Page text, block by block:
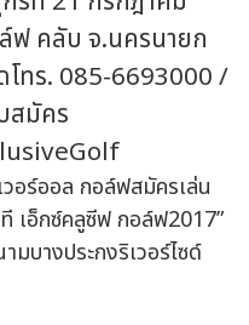
ฟ คลับ จ.นครนายก
โทร. 085-6693000 /
สมัคร